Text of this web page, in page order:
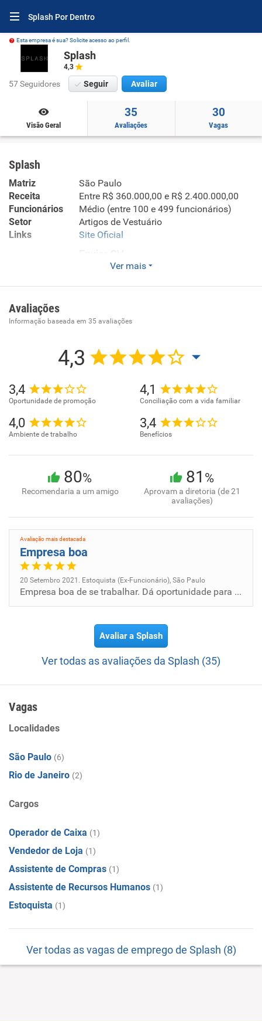
Splash Por Dentro
Esta empresa é sua? Solicite acesso ao perfil.
Splash
4,3
57 Seguidores Seguir Avaliar
Visão Geral
35
Avaliações
30
Vagas
Splash
Matriz
São Paulo
Receita
Entre R$ 360.000,00 e R$ 2.400.000,00
Funcionários
Médio (entre 100 e 499 funcionários)
Setor
Artigos de Vestuário
Links
Site Oficial
Enviar CV
Ver mais
Avaliações
Informação baseada em 35 avaliações
4,3
3,4
Oportunidade de promoção
4,1
Conciliação com a vida familiar
4,0
Ambiente de trabalho
3,4
Benefícios
80%
Recomendaria a um amigo
81 %
Aprovam a diretoria (de 21
avaliações)
Avaliação mais destacada
Empresa boa
20 Setembro 2021. Estoquista (Ex-Funcionário), São Paulo
Empresa boa de se trabalhar. Dá oportunidade para pessoas sem experiência.
Avaliar a Splash
Ver todas as avaliações da Splash (35)
Vagas
Localidades
São Paulo (6)
Rio de Janeiro (2)
Cargos
Operador de Caixa (1)
Vendedor de Loja (1)
Assistente de Compras (1)
Assistente de Recursos Humanos (1)
Estoquista (1)
Ver todas as vagas de emprego de Splash (8)